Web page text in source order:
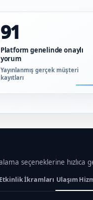
91
Platform genelinde onaylı
yorum
Yayınlanmış gerçek müşteri
kayıtları
seçeneklerine hızlıca
Etkinlik İkramları Ulaşım